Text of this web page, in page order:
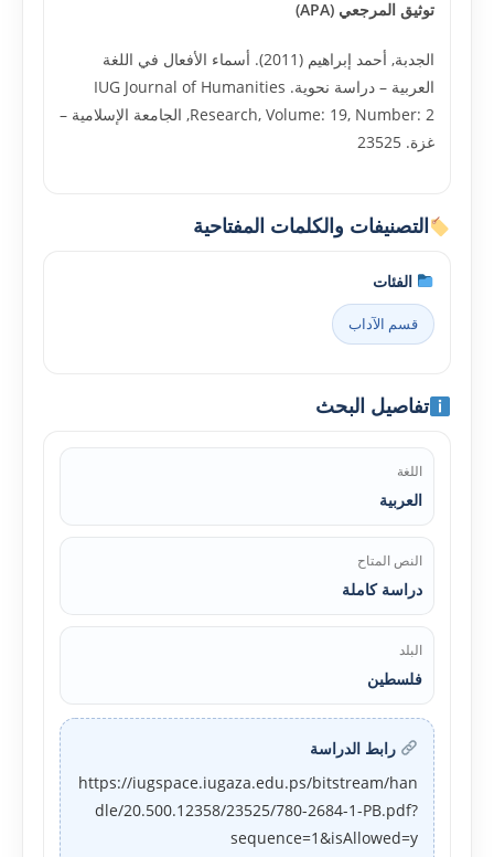
توثيق المرجعي (APA)
الجدبة, أحمد إبراهيم (2011). أسماء الأفعال في اللغة
العربية – دراسة نحوية. IUG Journal of Humanities
Research, Volume: 19, Number: 2, الجامعة الإسلامية –
غزة. 23525
التصنيفات والكلمات المفتاحية
الفئات
قسم الآداب
تفاصيل البحث
اللغة
العربية
النص المتاح
دراسة كاملة
البلد
فلسطين
رابط الدراسة
https://iugspace.iugaza.edu.ps/bitstream/han
dle/20.500.12358/23525/780-2684-1-PB.pdf?
sequence=1&isAllowed=y